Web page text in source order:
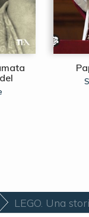
LEGO. Una